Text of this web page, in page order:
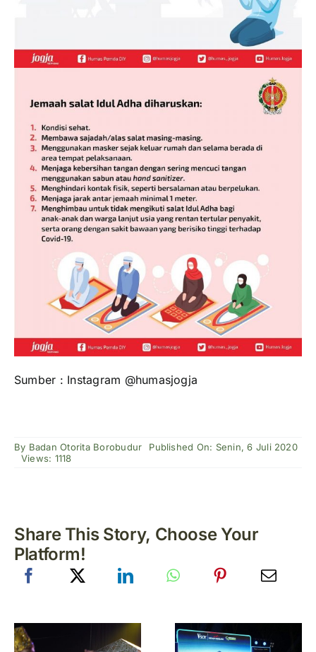
Sumber : Instagram @humasjogja
By Badan Otorita Borobudur
Published On: Senin, 6 Juli 2020
Views: 1118
Share This Story, Choose Your
Platform!